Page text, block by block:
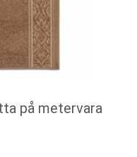
på metervara